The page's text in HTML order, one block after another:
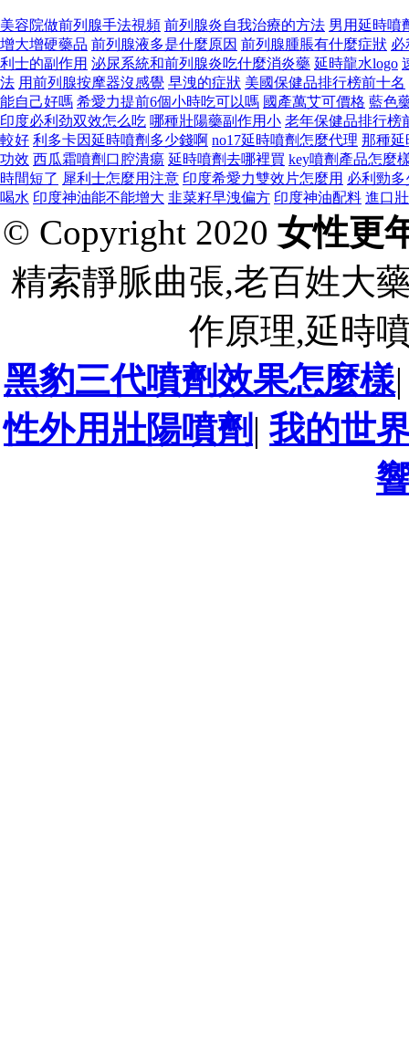
美容院做前列腺手法視頻 前列腺炎自我治療的方法 男用延時噴
增大增硬藥品 前列腺液多是什麼原因 前列腺腫脹有什麼症狀 必
利士的副作用 泌尿系統和前列腺炎吃什麼消炎藥 延時龍水logo
法 用前列腺按摩器沒感覺 早洩的症狀 美國保健品排行榜前十名
能自己好嗎 希愛力提前6個小時吃可以嗎 國產萬艾可價格 藍色
印度必利劲双效怎么吃 哪種壯陽藥副作用小 老年保健品排行榜
較好 利多卡因延時噴劑多少錢啊 no17延時噴劑怎麼代理 那種延
功效 西瓜霜噴劑口腔潰瘍 延時噴劑去哪裡買 key噴劑產品怎麼
時間短了 犀利士怎麼用注意 印度希愛力雙效片怎麼用 必利勁
喝水 印度神油能不能增大 韭菜籽早洩偏方 印度神油配料 進口
© Copyright 2020 女性更
精索靜脈曲張,老百姓大
作原理,延時
黑豹三代噴劑效果怎麼樣
性外用壯陽噴劑 | 我的世